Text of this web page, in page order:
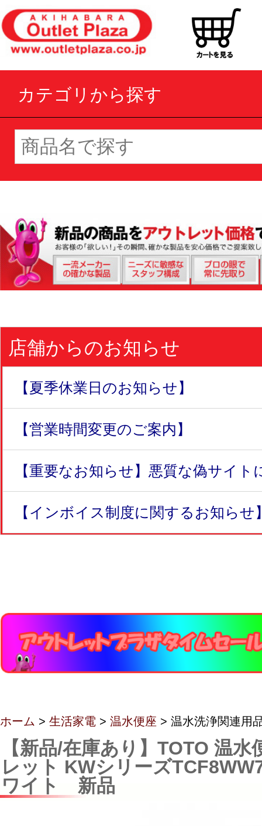
カテゴリから探す
店舗からのお知らせ
【夏季休業日のお知らせ】
【営業時間変更のご案内】
【重要なお知らせ】悪質な偽サイト
【インボイス制度に関するお知らせ
ホーム > 生活家電 > 温水便座 > 温水洗浄関連用
【新品/在庫あり】TOTO 温
レット KWシリーズ
ワイト 新品